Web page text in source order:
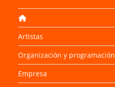
Artistas
Organización y programación
Empresa